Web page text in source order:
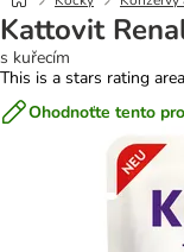
Kattovit
s kuřecím
This is a stars rating
Ohodnoťte tento